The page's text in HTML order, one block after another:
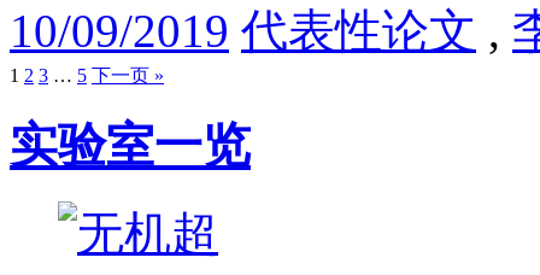
10/09/2019 代表性论文 ,
1 2 3 … 5 下一页 »
实验室一览